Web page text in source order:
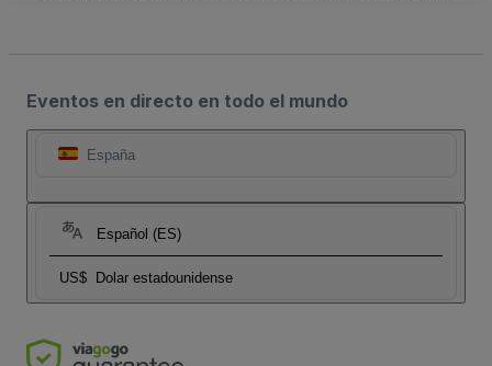
Eventos en directo en todo el mundo
España
Español (ES)
US$ Dolar estadounidense